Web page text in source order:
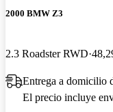
2000 BMW Z3
2.3 Roadster RWD
Entrega a domicilio
El precio incluye